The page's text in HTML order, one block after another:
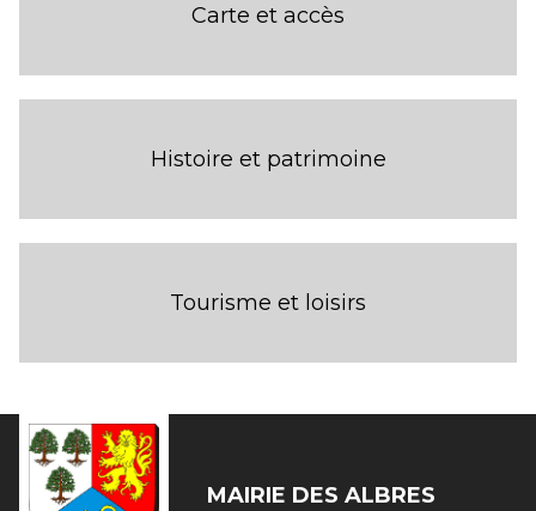
Carte et accès
Histoire et patrimoine
Tourisme et loisirs
MAIRIE DES ALBRES